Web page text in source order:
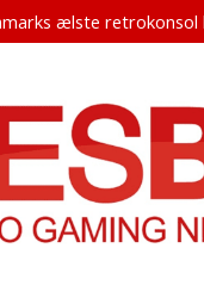
ælste